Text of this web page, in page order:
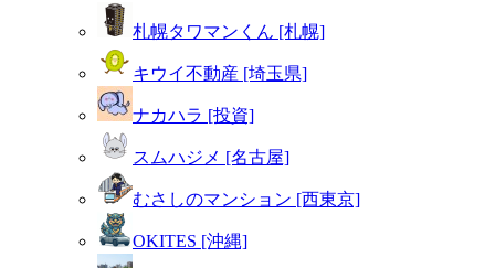
札幌タワマンくん [札幌]
キウイ不動産 [埼玉県]
ナカハラ [投資]
スムハジメ [名古屋]
むさしのマンション [西東京]
OKITES [沖縄]